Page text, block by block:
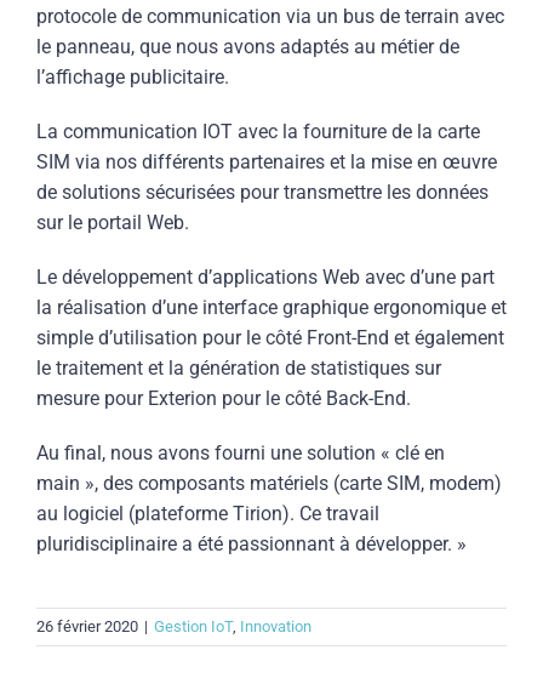
protocole de communication via un bus de terrain avec
le panneau, que nous avons adaptés au métier de
l’affichage publicitaire.
La communication IOT avec la fourniture de la carte
SIM via nos différents partenaires et la mise en œuvre
de solutions sécurisées pour transmettre les données
sur le portail Web.
Le développement d’applications Web avec d’une part
la réalisation d’une interface graphique ergonomique et
simple d’utilisation pour le côté Front-End et également
le traitement et la génération de statistiques sur
mesure pour Exterion pour le côté Back-End.
Au final, nous avons fourni une solution « clé en
main », des composants matériels (carte SIM, modem)
au logiciel (plateforme Tirion). Ce travail
pluridisciplinaire a été passionnant à développer. »
26 février 2020 | Gestion IoT, Innovation